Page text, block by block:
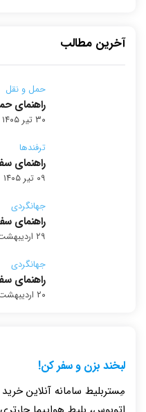
آخرین مطالب
حمل و نقل
راهنمای حمل
۳۰ تیر ۱۴۰۵
ترفندها
راهنمای
۰۹ تیر ۱۴۰۵
جهانگردی
راهنمای
۲۹ اردیبهشت ۱۴۰۵
جهانگردی
راهنمای
۲۰ اردیبهشت ۱۴۰۵
لبخند بزن و سفر کن!
مِستربلیط سامانه آنلاین